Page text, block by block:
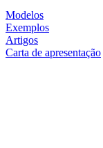
Modelos
Exemplos
Artigos
Carta de apresentação